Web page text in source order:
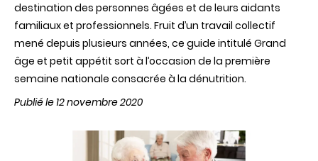
destination des personnes âgées et de leurs aidants
familiaux et professionnels. Fruit d’un travail collectif
mené depuis plusieurs années, ce guide intitulé Grand
âge et petit appétit sort à l’occasion de la première
semaine nationale consacrée à la dénutrition.
Publié le 12 novembre 2020